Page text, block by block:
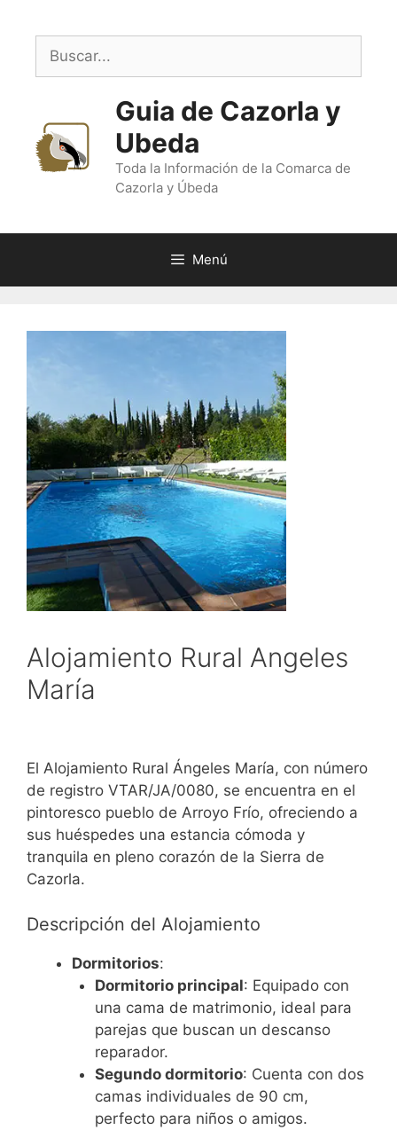
contenido
Buscar:
Guia de Cazorla y
Ubeda
Toda la Información de la Comarca de
Cazorla y Úbeda
Menú
Alojamiento Rural Angeles
María
El Alojamiento Rural Ángeles María, con número
de registro VTAR/JA/0080, se encuentra en el
pintoresco pueblo de Arroyo Frío, ofreciendo a
sus huéspedes una estancia cómoda y
tranquila en pleno corazón de la Sierra de
Cazorla.
Descripción del Alojamiento
Dormitorios:
Dormitorio principal: Equipado con
una cama de matrimonio, ideal para
parejas que buscan un descanso
reparador.
Segundo dormitorio: Cuenta con dos
camas individuales de 90 cm,
perfecto para niños o amigos.